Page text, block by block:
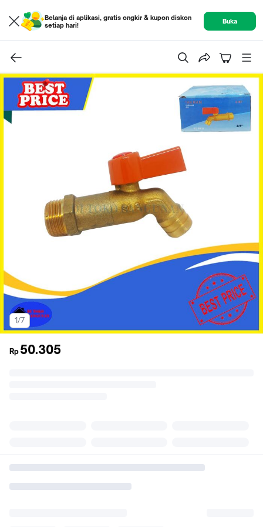
Belanja di aplikasi, gratis ongkir & kupon diskon
setiap hari!
Buka
1/7
Rp 50.305